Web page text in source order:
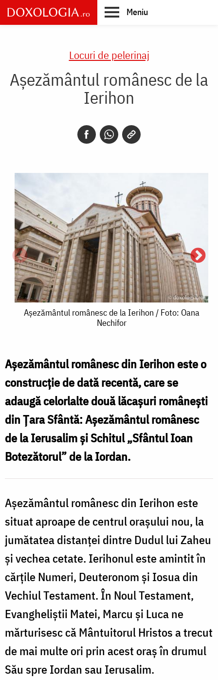
Skip
to
main
Meniu
Locuri de pelerinaj
Așezământul românesc de la
Ierihon
Așezământul
la
Ierihon
/
Foto:
Oana
Așezământul românesc de la Ierihon / Foto: Oana
Nechifor
Aşezământul românesc din Ierihon este o
construcţie de dată recentă, care se
adaugă celorlalte două lăcaşuri româneşti
din Ţara Sfântă: Aşezământul românesc
de la Ierusalim şi Schitul „Sfântul Ioan
Botezătorul” de la Iordan.
Aşezământul românesc din Ierihon este
situat aproape de centrul oraşului nou, la
jumătatea distanţei dintre Dudul lui Zaheu
şi vechea cetate. Ierihonul este amintit în
cărţile Numeri, Deuteronom şi Iosua din
Vechiul Testament. În Noul Testament,
Evangheliştii Matei, Marcu şi Luca ne
mărturisesc că Mântuitorul Hristos a trecut
de mai multe ori prin acest oraş în drumul
Său spre Iordan sau Ierusalim.